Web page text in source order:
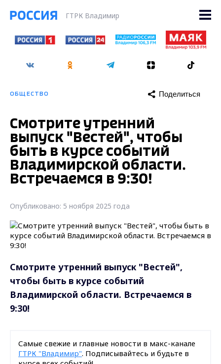
ГТРК Владимир
ОБЩЕСТВО Поделиться
Смотрите утренний
выпуск "Вестей", чтобы
быть в курсе событий
Владимирской области.
Встречаемся в 9:30!
Опубликовано: 5 ноября 2025 года
Смотрите утренний выпуск "Вестей",
чтобы быть в курсе событий
Владимирской области. Встречаемся в
9:30!
Самые свежие и главные новости в макс-канале
ГТРК "Владимир". Подписывайтесь и будьте в